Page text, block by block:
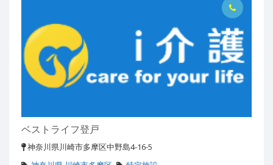
ベストライフ登戸
神奈川県川崎市多摩区中野島4-16-5